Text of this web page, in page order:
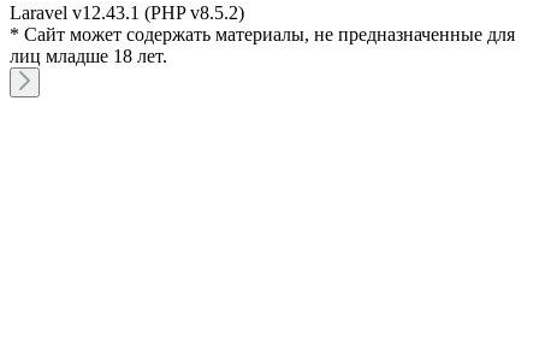
Laravel v12.43.1 (PHP v8.5.2)
* Сайт может содержать материалы, не предназначенные для
лиц младше 18 лет.